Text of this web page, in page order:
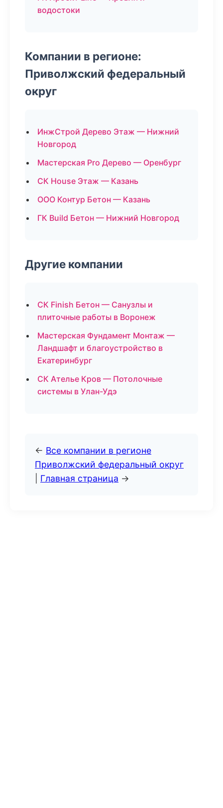
водостоки
Компании в регионе:
Приволжский федеральный
округ
ИнжСтрой Дерево Этаж — Нижний
Новгород
Мастерская Pro Дерево — Оренбург
СК House Этаж — Казань
ООО Контур Бетон — Казань
ГК Build Бетон — Нижний Новгород
Другие компании
СК Finish Бетон — Санузлы и
плиточные работы в Воронеж
Мастерская Фундамент Монтаж —
Ландшафт и благоустройство в
Екатеринбург
СК Ателье Кров — Потолочные
системы в Улан-Удэ
← Все компании в регионе
Приволжский федеральный округ
Главная страница →